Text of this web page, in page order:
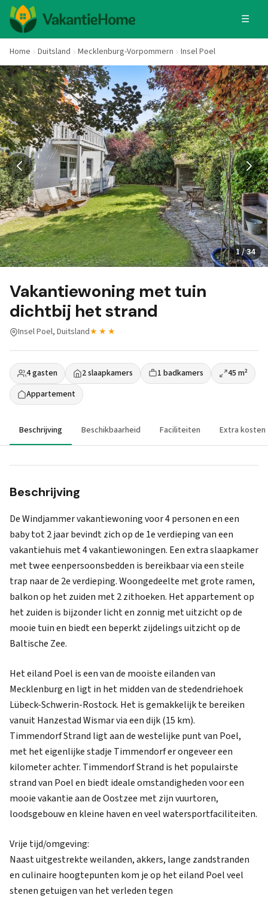
☰
Home Duitsland Mecklenburg-Vorpommern Insel Poel
1 / 34
Vakantiewoning met tuin
dichtbij het strand
Insel Poel, Duitsland★★★
4 gasten 2 slaapkamers 1 badkamers
45 m²
Appartement
Beschrijving Beschikbaarheid Faciliteiten Extra kosten
Beschrijving
De Windjammer vakantiewoning voor 4 personen en een
baby tot 2 jaar bevindt zich op de 1e verdieping van een
vakantiehuis met 4 vakantiewoningen. Een extra slaapkamer
met twee eenpersoonsbedden is bereikbaar via een steile
trap naar de 2e verdieping. Woongedeelte met grote ramen,
balkon op het zuiden met 2 zithoeken. Het appartement op
het zuiden is bijzonder licht en zonnig met uitzicht op de
mooie tuin en biedt een beperkt zijdelings uitzicht op de
Baltische Zee.
Het eiland Poel is een van de mooiste eilanden van
Mecklenburg en ligt in het midden van de stedendriehoek
Lübeck-Schwerin-Rostock. Het is gemakkelijk te bereiken
vanuit Hanzestad Wismar via een dijk (15 km).
Timmendorf Strand ligt aan de westelijke punt van Poel,
met het eigenlijke stadje Timmendorf er ongeveer een
kilometer achter. Timmendorf Strand is het populairste
strand van Poel en biedt ideale omstandigheden voor een
mooie vakantie aan de Oostzee met zijn vuurtoren,
loodsgebouw en kleine haven en veel watersportfaciliteiten.
Vrije tijd/omgeving:
Naast uitgestrekte weilanden, akkers, lange zandstranden
en culinaire hoogtepunten kom je op het eiland Poel veel
stenen getuigen van het verleden tegen